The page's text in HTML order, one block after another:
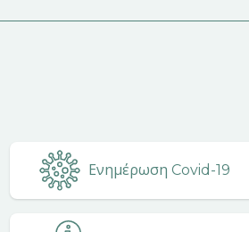
Ενημέρωση Covid-19